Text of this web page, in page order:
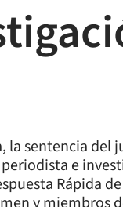
sentencia del
e
Rápida